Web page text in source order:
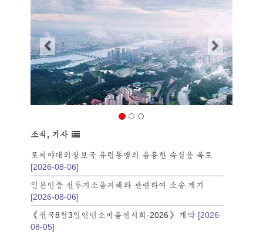
소식, 기사
로씨야대외정보국 유럽동맹의 음흉한 속심을 폭로
[2026-08-06]
일본인들 전투기소음피해와 관련하여 소송 제기
[2026-08-06]
《전국8월3일인민소비품전시회-2026》 개막 [2026-
08-05]